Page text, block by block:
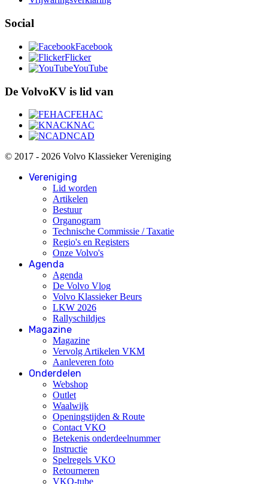
Social
Facebook
Flicker
YouTube
De VolvoKV is lid van
FEHAC
KNAC
NCAD
© 2017 - 2026 Volvo Klassieker Vereniging
Vereniging
Lid worden
Artikelen
Bestuur
Organogram
Technische Commissie / Taxatie
Regio's en Registers
Onze Volvo's
Agenda
Agenda
De Volvo Vlog
Volvo Klassieker Beurs
LKW 2026
Rallyschildjes
Magazine
Magazine
Vervolg Artikelen VKM
Aanleveren foto
Onderdelen
Webshop
Outlet
Waalwijk
Openingstijden & Route
Contact VKO
Betekenis onderdeelnummer
Instructie
Spelregels VKO
Retourneren
VKO-tube